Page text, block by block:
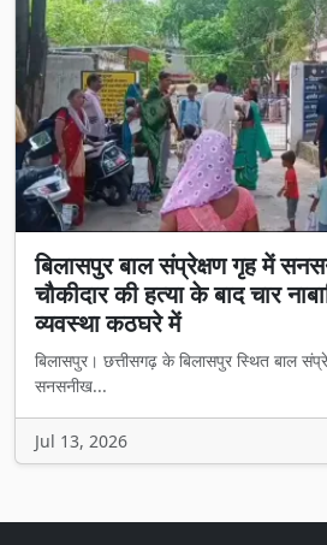
बिलासपुर बाल संप्रेक्षण गृह में
चौकीदार की हत्या के बाद चार
व्यवस्था कठघरे में
बिलासपुर। छत्तीसगढ़ के बिलासपुर स्थित बाल
सनसनीख...